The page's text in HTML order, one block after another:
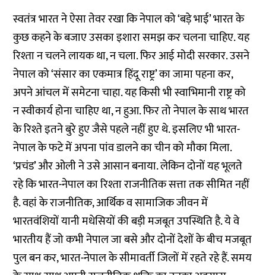
स्वतंत्र भारत ने ऐसा तेवर रखा कि नेपाल को ‘बड़े भाई’ भारत के
कुछ कहने के बजाए उसका इशारा समझ कर चलना चाहिए. यह
रिश्ता न चलने लायक था, न चला. फिर आई मोदी सरकार. उसने
नेपाल को ‘संसार का एकमात्र हिंदू राष्ट्र’ का जामा पहना कर,
अपने आंचल में समेटना चाहा. यह किसी भी स्वाभिमानी राष्ट्र को
न स्वीकार्य होना चाहिए था, न हुआ. फिर तो नेपाल के साथ भारत
के रिश्ते इतने बुरे हुए जैसे पहले नहीं हुए थे. इसलिए भी भारत-
नेपाल के फटे में अपना पांव डालने का चीन को मौका मिला.
‘प्रचंड’ और ओली ने उसे आसान बनाया. लेकिन दोनों यह भूलते
रहे कि भारत-नेपाल का रिश्ता राजनीतिक सत्ता तक सीमित नहीं
है. वहां के राजनीतिक, आर्थिक व सामाजिक जीवन में
भारतवंशियों यानी मधेसियों की बड़ी मजबूत उपस्थिति है. ये वे
भारतीय हैं जो कभी नेपाल जा बसे और दोनों देशों के बीच मजबूत
पुल बन कर, भारत-नेपाल के सीमावर्ती जिलों में रहते रहे हैं. समय